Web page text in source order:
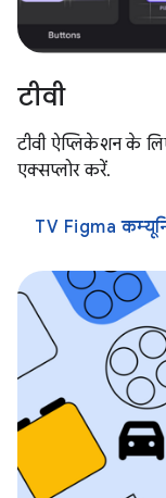
टीवी
टीवी ऐप्लिकेशन के
एक्सप्लोर करें.
TV Figma